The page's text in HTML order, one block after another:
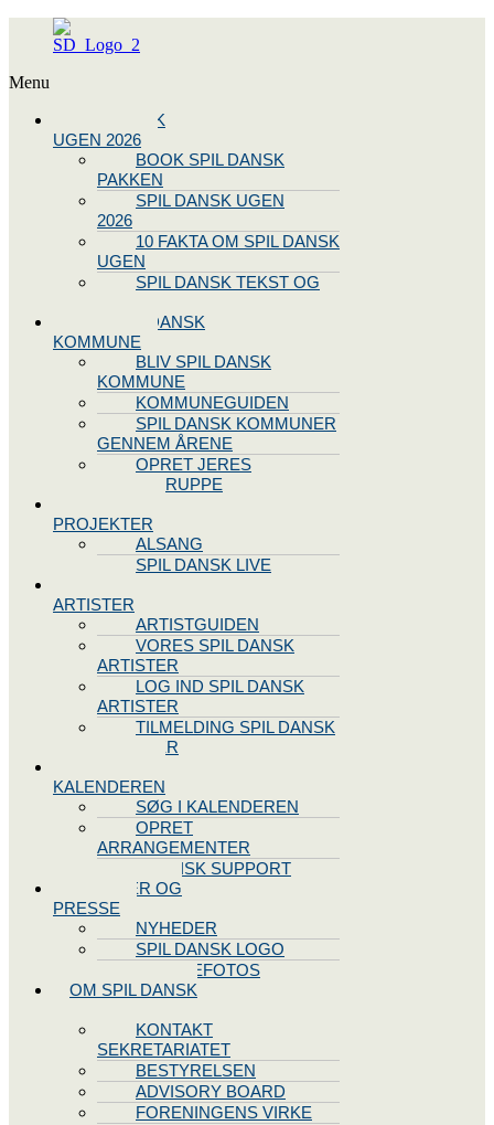
Menu
SPIL DANSK
UGEN 2026
BOOK SPIL DANSK
PAKKEN
SPIL DANSK UGEN
2026
10 FAKTA OM SPIL DANSK
UGEN
SPIL DANSK TEKST OG
BLIV SPIL DANSK
KOMMUNE
BLIV SPIL DANSK
KOMMUNE
KOMMUNEGUIDEN
SPIL DANSK KOMMUNER
GENNEM ÅRENE
OPRET JERES
STYREGRUPPE
PROJEKTER
ALSANG
SPIL DANSK LIVE
ARTISTER
ARTISTGUIDEN
VORES SPIL DANSK
ARTISTER
LOG IND SPIL DANSK
ARTISTER
TILMELDING SPIL DANSK
ARTISTER
KALENDEREN
SØG I KALENDEREN
OPRET
ARRANGEMENTER
TEKNISK SUPPORT
NYHEDER OG
PRESSE
NYHEDER
SPIL DANSK LOGO
PRESSEFOTOS
OM SPIL DANSK
KONTAKT
SEKRETARIATET
BESTYRELSEN
ADVISORY BOARD
FORENINGENS VIRKE